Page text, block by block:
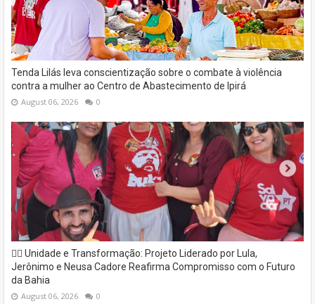
Tenda Lilás leva conscientização sobre o combate à violência
contra a mulher ao Centro de Abastecimento de Ipirá
August 06, 2026 0
✊🏽 Unidade e Transformação: Projeto Liderado por Lula,
Jerônimo e Neusa Cadore Reafirma Compromisso com o Futuro
da Bahia
August 06, 2026 0